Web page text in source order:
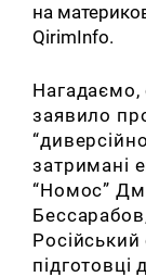
на
QirimInfo.
Нагадаємо
заявило
затримані
“Номос”
підготовці